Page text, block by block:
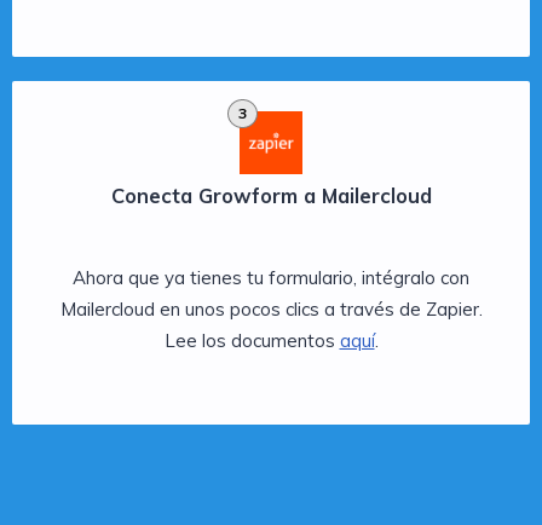
3
Conecta Growform a Mailercloud
Ahora que ya tienes tu formulario, intégralo con
Mailercloud en unos pocos clics a través de Zapier.
Lee los documentos aquí.